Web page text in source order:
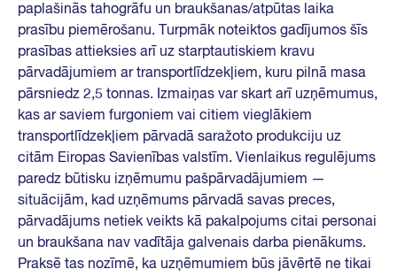
paplašinās tahogrāfu un braukšanas/atpūtas laika
prasību piemērošanu. Turpmāk noteiktos gadījumos šīs
prasības attieksies arī uz starptautiskiem kravu
pārvadājumiem ar transportlīdzekļiem, kuru pilnā masa
pārsniedz 2,5 tonnas. Izmaiņas var skart arī uzņēmumus,
kas ar saviem furgoniem vai citiem vieglākiem
transportlīdzekļiem pārvadā saražoto produkciju uz
citām Eiropas Savienības valstīm. Vienlaikus regulējums
paredz būtisku izņēmumu pašpārvadājumiem —
situācijām, kad uzņēmums pārvadā savas preces,
pārvadājums netiek veikts kā pakalpojums citai personai
un braukšana nav vadītāja galvenais darba pienākums.
Praksē tas nozīmē, ka uzņēmumiem būs jāvērtē ne tikai